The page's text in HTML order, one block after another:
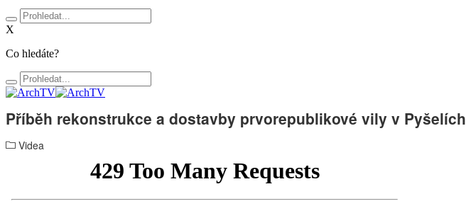
X
Co hledáte?
Příběh rekonstrukce a dostavby prvorepublikové vily v Pyšelích
Videa